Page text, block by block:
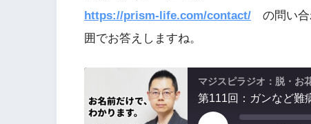
https://prism-life.com/contact/ の問い合
囲でお答えしますね。
マジスピラジオ：脱・お